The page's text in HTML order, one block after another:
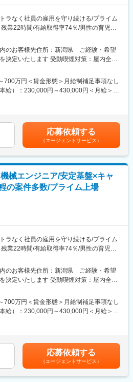
上黒字経営が続いています。創業から40
員整理をしていません。
ます。様々のな大手企業の最先端プロジ
きるので、製品・分野の垣根を越えて、
リア担当や先輩と現状・未来の話ができ
援制度があるので自分のキャリアにあっ
ポジションを用意しています。
いサポート】年休120日以上/月残業22時
の育児・看護休暇も運用実績あり/子ども
育児休暇取得率100％(※くるみんマーク取
復帰率92％
ラなく社員の雇用を守り続ける/プライム
業22時間/有給取得率74％/男性の育児・
ットワ－クシステムの構築
ン開発／C 言語
倒的な支持・安定経営・生涯雇用を誇り
番の特徴と言えます。請負・受託開発の
おけるプロジェクトもチーム単位で行う
え、自宅からの通勤可能性が高いため退
能な環境です。
比率65.8％で経営安定(※通常40％以上あ
・経常利益ともに年々増加傾向にありま
上黒字経営が続いています。創業から40
ます。様々のな大手企業の最先端プロジ
きるので、製品・分野の垣根を越えて、
】エンジニアサポートシステム(ESS)が確
リア担当や先輩と現状・未来の話ができ
スペシャリスト、現場・請負マネジメン
ポジションを用意しています。
育児休暇取得率100％(※くるみんマーク取
復帰率92％
のお客様先住所：新潟県 ご経験・希望
決定いたします 受動喫煙対策：屋内全面
700万円＜賃金形態＞月給制補足事項なし
給）：230,000円～430,000円＜月給＞
験4年）、6,200,000円（33歳、マネージ
7,000,000円（37歳、マネージャー、入社
目安の金額であり、選考を通じて上下す
給(月額)は固定手当を含めた表記です。
応募依頼する
（エージェントサービス）
械エンジニア/安定基盤×キャ
の案件多数/プライム上場
ラなく社員の雇用を守り続ける/プライム
業22時間/有給取得率74％/男性の育児・
3D CADによるモデリング、試験・評価
てお任せします。700社以上の大手メー
様理解や設計方針の整理、既存図面やモ
基礎的な工程です。その後、エンジン・
製造装置、内視鏡やMRIなどの医療機
のお客様先住所：新潟県 ご経験・希望
決定いたします 受動喫煙対策：屋内全面
700万円＜賃金形態＞月給制補足事項なし
給）：230,000円～430,000円＜月給＞
験4年）、6,200,000円（33歳、マネージ
7,000,000円（37歳、マネージャー、入社
目安の金額であり、選考を通じて上下す
給(月額)は固定手当を含めた表記です。
応募依頼する
（エージェントサービス）